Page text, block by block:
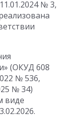
№ 3,
(ОКУД 608
№ 536,
№ 34)
виде
.